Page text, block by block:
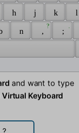
h j k
n ,
?
;
and want to type
Keyboard
?